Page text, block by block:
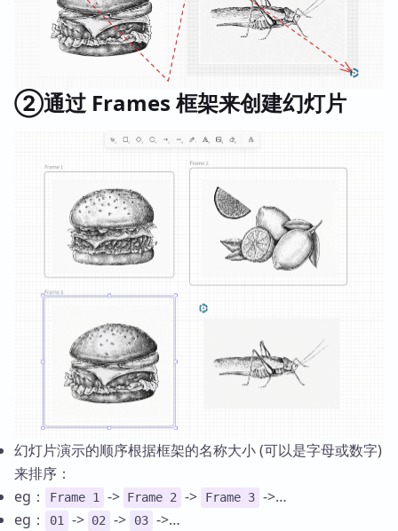
②通过 Frames 框架来创建幻灯片
幻灯片演示的顺序根据框架的名称大小 (可以是字母或数字)
来排序：
eg：
Frame 1 -> Frame 2 -> Frame 3 ->…
eg：
01 -> 02 -> 03 ->…